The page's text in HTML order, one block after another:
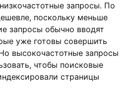
запросы. По
поскольку меньше
запросы обычно вводят
уже готовы совершить
высокочастотные запросы
чтобы поисковые
страницы